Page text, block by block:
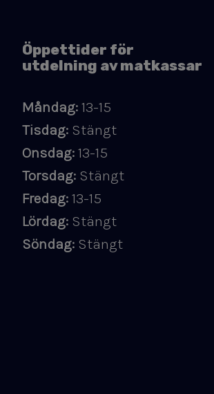
Öppettider för
utdelning av matkassar
Måndag: 13-15
Tisdag: Stängt
​​​​​​​Onsdag: 13-15
Torsdag: Stängt
Fredag: 13-15
Lördag: Stängt
Söndag: Stängt